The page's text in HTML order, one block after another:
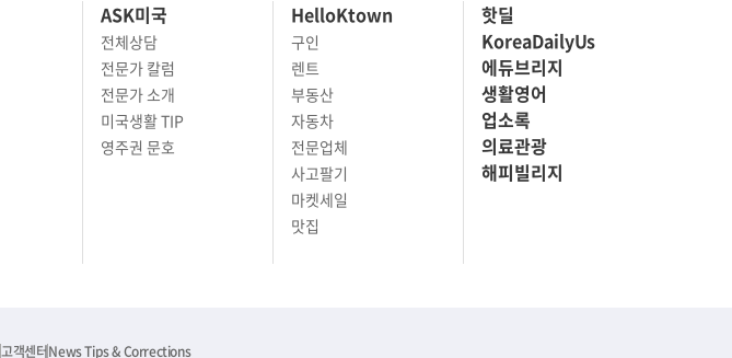
ASK미국
전체상담
전문가 칼럼
전문가 소개
미국생활 TIP
영주권 문호
HelloKtown
구인
렌트
부동산
자동차
전문업체
사고팔기
마켓세일
맛집
핫딜
KoreaDailyUs
에듀브리지
생활영어
업소록
의료관광
해피빌리지
고객센터News Tips & Corrections